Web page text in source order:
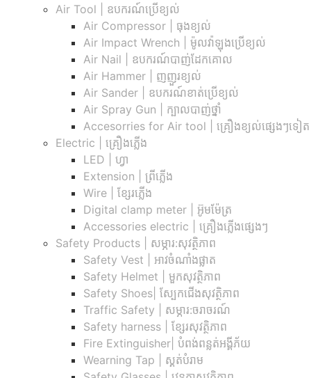
Air Tool | ឧបករណ៍ប្រើខ្យល់
Air Compressor | ធុងខ្យល់
Air Impact Wrench | ម៉ូលវ៉ាឡុងប្រើខ្យល់
Air Nail | ឧបករណ៍បាញ់ដែកគោល
Air Hammer | ញញួរខ្យល់
Air Sander | ឧបករណ៍ខាត់ប្រើខ្យល់
Air Spray Gun | ក្បាលបាញ់ថ្នាំ
Accesorries for Air tool | គ្រឿងខ្យល់ផ្សេងៗទៀត
Electric | គ្រឿងភ្លើង
LED | ហ្វា
Extension | ព្រីភ្លើង
Wire | ខ្សែរភ្លើង
Digital clamp meter | អ៊ូមម៉ែត្រ
Accessories electric | គ្រឿងភ្លើងផ្សេងៗ
Safety Products | សម្ភារ:សុវត្ថិភាព
Safety Vest | អាវចំណាំងផ្លាត
Safety Helmet | មួកសុវត្ថិភាព
Safety Shoes| ស្បែកជើងសុវត្ថិភាព
Traffic Safety​ | សម្ភារ:ចរាចរណ៍
Safety harness | ខ្សែរសុវត្ថិភាព
Fire Extinguisher| បំពង់ពន្លត់អង្គីភ័យ
Wearning Tap | ស្គត់បំរាម